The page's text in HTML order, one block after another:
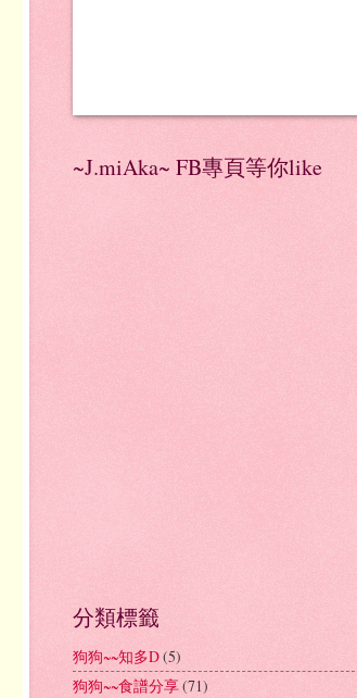
~J.miAka~ FB專頁等你like
分類標籤
狗狗~~知多D(5)
狗狗~~食譜分享(71)